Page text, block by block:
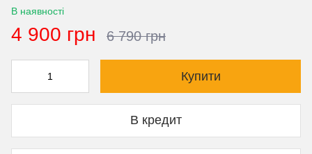
В наявності
4 900 грн 6 790 грн
Купити
В кредит